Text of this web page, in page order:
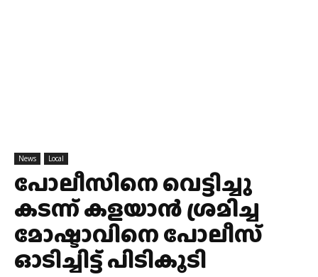
News Local
പോലീസിനെ വെട്ടിച്ചു
കടന്ന് കളയാൻ ശ്രമിച്ച
മോഷ്ടാവിനെ പോലീസ്
ഓടിച്ചിട്ട് പിടികൂടി